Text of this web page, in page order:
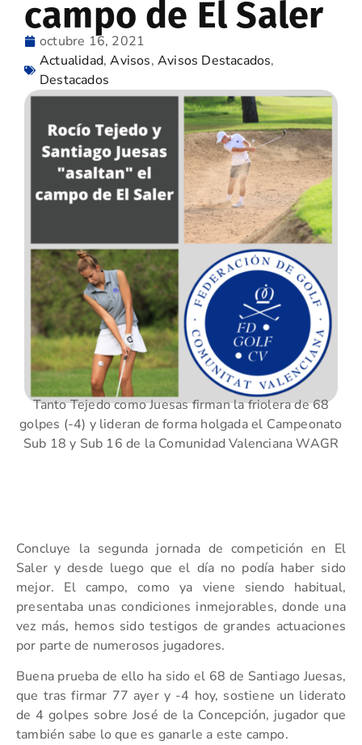
campo de El Saler
octubre 16, 2021
Actualidad,Avisos,Avisos Destacados,
Destacados
Tanto Tejedo como Juesas firman la friolera de 68
golpes (-4) y lideran de forma holgada el Campeonato
Sub 18 y Sub 16 de la Comunidad Valenciana WAGR
Concluye la segunda jornada de competición en El
Saler y desde luego que el día no podía haber sido
mejor. El campo, como ya viene siendo habitual,
presentaba unas condiciones inmejorables, donde una
vez más, hemos sido testigos de grandes actuaciones
por parte de numerosos jugadores.
Buena prueba de ello ha sido el 68 de Santiago Juesas,
que tras firmar 77 ayer y -4 hoy, sostiene un liderato
de 4 golpes sobre José de la Concepción, jugador que
también sabe lo que es ganarle a este campo.